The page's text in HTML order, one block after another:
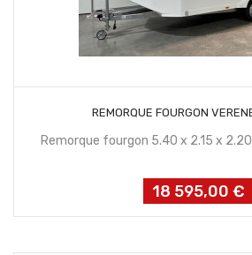
REMORQUE FOURGON
Remorque fourgon 5.40 x 2.15 x
Prix
18 595,00 €